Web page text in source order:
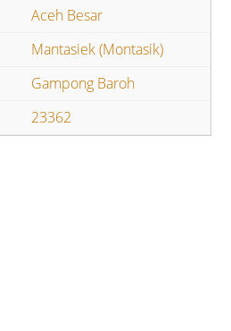
Aceh Besar
Mantasiek (Montasik)
Gampong Baroh
23362